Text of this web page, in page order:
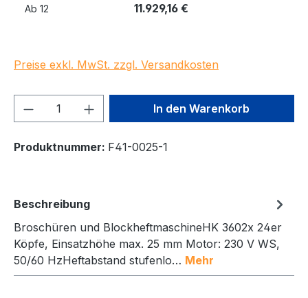
Ab 12 11.929,16 €
Preise exkl. MwSt. zzgl. Versandkosten
Produkt Anzahl: Gib denIn den Warenkorb
Produktnummer: F41-0025-1
Beschreibung
Broschüren und BlockheftmaschineHK 3602x 24er
Köpfe, Einsatzhöhe max. 25 mm Motor: 230 V WS,
50/60 HzHeftabstand stufenlo… Mehr